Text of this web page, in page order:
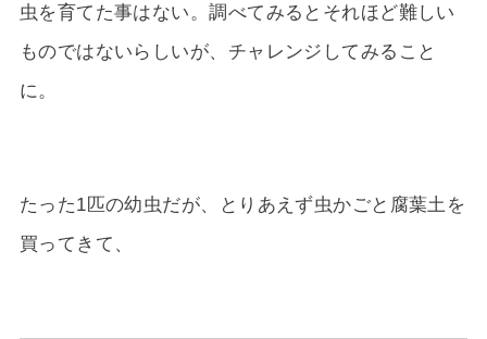
虫を育てた事はない。調べてみるとそれほど難しい
ものではないらしいが、チャレンジしてみること
に。
たった1匹の幼虫だが、とりあえず虫かごと腐葉土を
買ってきて、